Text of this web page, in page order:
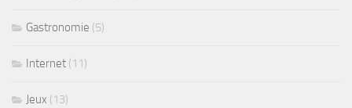
Gastronomie (5)
Internet (11)
Jeux (13)